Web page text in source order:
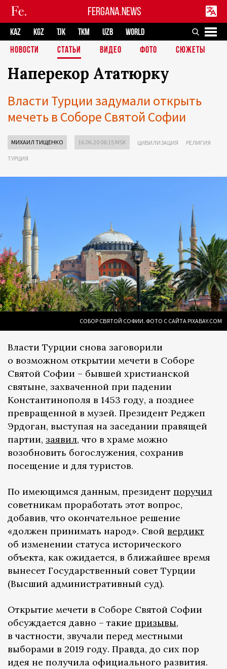
FERGANA.NEWS
KAZ KGZ TJK TKM UZB
WORLD
НОВОСТИ
СТАТЬИ ВИДЕО ФОТО СЮЖЕТЫ
Наперекор Ататюрку
Власти Турции задумали открыть
мечеть в Соборе Святой Софии
МИХАИЛ ТИЩЕНКО 16.06.20 08:15 MSK ЦИВИЛИЗАЦИЯ РЕЛИГИЯ
ТУРЦИЯ
СОБОР СВЯТОЙ СОФИИ. ФОТО С САЙТА PIXABAY.COM
Власти Турции снова заговорили
о возможном открытии мечети в Соборе
Святой Софии – бывшей христианской
святыне, захваченной при падении
Константинополя в 1453 году, а позднее
превращенной в музей. Президент Реджеп
Эрдоган, выступая на заседании правящей
партии, заявил, что в храме можно
возобновить богослужения, сохранив
посещение и для туристов.
По имеющимся данным, президент поручил
советникам проработать этот вопрос,
добавив, что окончательное решение
«должен принимать народ». Свой вердикт
об изменении статуса исторического
объекта, как ожидается, в ближайшее время
вынесет Государственный совет Турции
(Высший административный суд).
Открытие мечети в Соборе Святой Софии
обсуждается давно – такие призывы,
в частности, звучали перед местными
выборами в 2019 году. Правда, до сих пор
идея не получила официального развития.